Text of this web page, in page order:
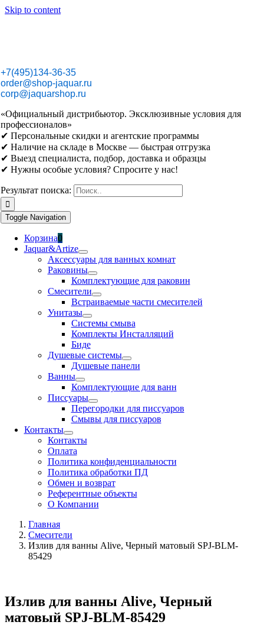
Skip to content
+7(495)134-36-35
order@shop-jaquar.ru
corp@jaquarshop.ru
«Официальный дистрибьютор. Эксклюзивные условия для
профессионалов»
✔ Персональные скидки и агентские программы
✔ Наличие на складе в Москве — быстрая отгрузка
✔ Выезд специалиста, подбор, доставка и образцы
✔ Нужны особые условия? Спросите у нас!
Результат поиска:
Toggle Navigation
Корзина0
Jaquar&Artize
Аксессуары для ванных комнат
Раковины
Комплектующие для раковин
Смесители
Встраиваемые части смесителей
Унитазы
Системы смыва
Комплекты Инсталляций
Биде
Душевые системы
Душевые панели
Ванны
Комплектующие для ванн
Писсуары
Перегородки для писсуаров
Смывы для писсуаров
Контакты
Контакты
Оплата
Политика конфиденциальности
Политика обработки ПД
Обмен и возврат
Референтные объекты
О Компании
Главная
Смесители
Излив для ванны Alive, Черный матовый SPJ-BLM-
85429
Излив для ванны Alive, Черный
матовый SPJ-BLM-85429